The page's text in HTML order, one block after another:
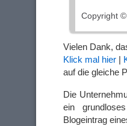
Copyright ©
Vielen Dank,
Klick mal hier |
auf die gleiche
Die
ein
Blogeintrag